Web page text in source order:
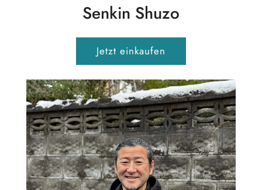
Senkin Shuzo
Jetzt einkaufen